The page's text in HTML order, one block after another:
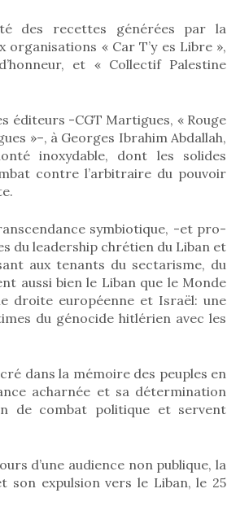
des recettes générées par la
« Car T’y es Libre »,
et « Collectif Palestine
éditeurs -CGT Martigues, « Rouge
»–, à Georges Ibrahim Abdallah,
inoxydable, dont les solides
contre l’arbitraire du pouvoir
symbiotique, -et pro-
du leadership chrétien du Liban et
aux tenants du sectarisme, du
aussi bien le Liban que le Monde
droite européenne et Israël: une
du génocide hitlérien avec les
dans la mémoire des peuples en
acharnée et sa détermination
de combat politique et servent
d’une audience non publique, la
son expulsion vers le Liban, le 25